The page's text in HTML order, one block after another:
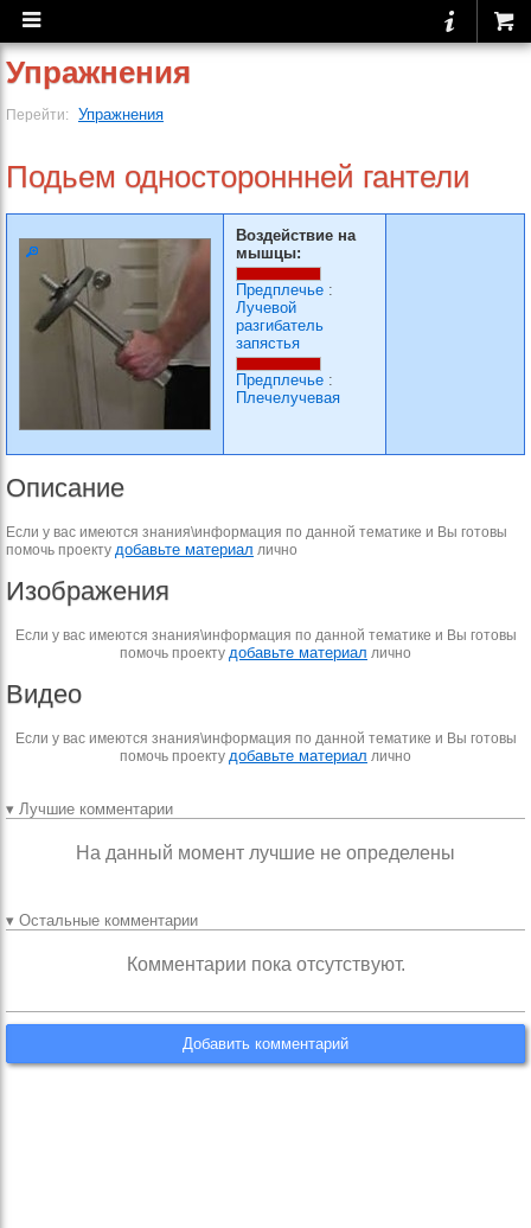
Упражнения
Перейти: Упражнения
Подьем одностороннней гантели
Воздействие на
мышцы:
Предплечье :
Лучевой
разгибатель
запястья
Предплечье :
Плечелучевая
Описание
Если у вас имеются знания\информация по данной тематике и Вы готовы
помочь проекту добавьте материал лично
Изображения
Если у вас имеются знания\информация по данной тематике и Вы готовы
помочь проекту добавьте материал лично
Видео
Если у вас имеются знания\информация по данной тематике и Вы готовы
помочь проекту добавьте материал лично
▾ Лучшие комментарии
На данный момент лучшие не определены
▾ Остальные комментарии
Комментарии пока отсутствуют.
Добавить комментарий